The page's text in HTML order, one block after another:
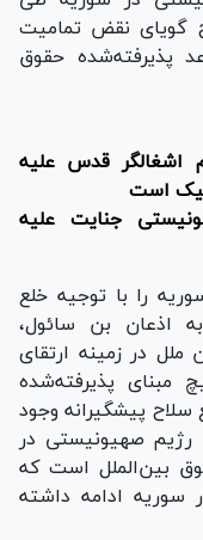
گویای نقض تمامیت
پذیرفته‌شده حقوق
اشغالگر قدس علیه
است
جنایت علیه
را با توجیه خلع
اذعان بن سائول،
در زمینه ارتقای
مبنای پذیرفته‌شده
سلاح پیشگیرانه وجود
صهیونیستی در
بین‌الملل است که
ادامه داشته